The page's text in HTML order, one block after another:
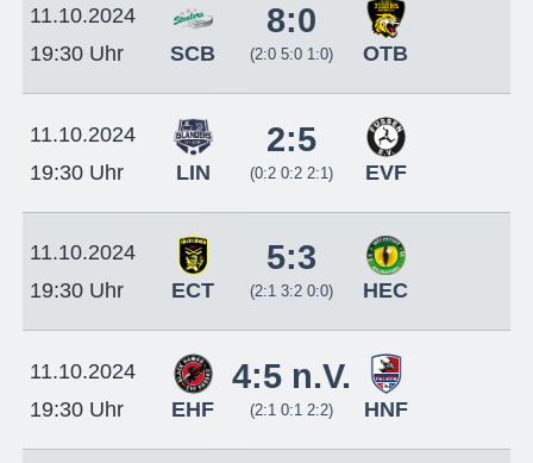
11.10.2024
19:30 Uhr
SCB
8:0
(2:0 5:0 1:0) OTB
11.10.2024
19:30 Uhr
LIN
2:5
(0:2 0:2 2:1) EVF
11.10.2024
19:30 Uhr
ECT
5:3
(2:1 3:2 0:0) HEC
11.10.2024
19:30 Uhr
EHF
4:5 n.V.
(2:1 0:1 2:2) HNF